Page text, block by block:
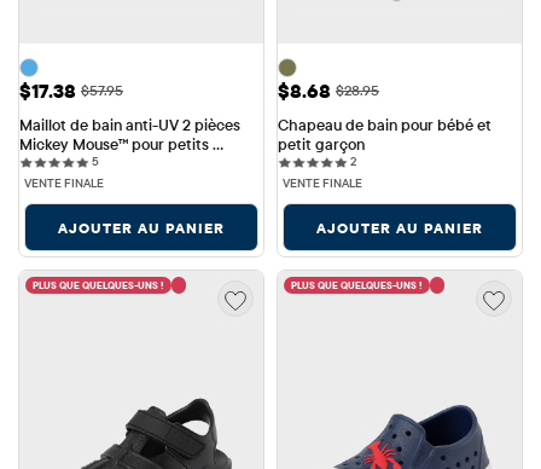
Prix ​​de vente: $17.38
$17.38 Prix ​​d'origine: $57.95
$57.95
Maillot de bain anti-UV 2 pièces
Mickey Mouse™ pour petits
garçons
55 reviews
VENTE FINALE
AJOUTER AU PANIER
Prix ​​de vente: $8.68
$8.68 Prix ​​d'origine: $28.95
$28.95
Chapeau de bain pour bébé et
petit garçon
22 reviews
VENTE FINALE
AJOUTER AU PANIER
PLUS QUE QUELQUES-UNS ! PLUS QUE QUELQUES-UNS !